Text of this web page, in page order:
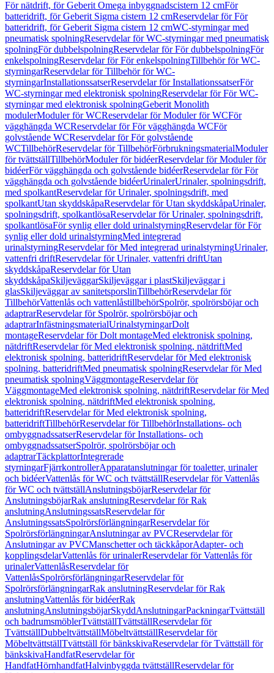
För nätdrift, för Geberit Omega inbyggnadscistern 12 cmFör
batteridrift, för Geberit Sigma cistern 12 cmReservdelar för För
batteridrift, för Geberit Sigma cistern 12 cmWC-styrningar med
pneumatisk spolningReservdelar för WC-styrningar med pneumatisk
spolningFör dubbelspolningReservdelar för För dubbelspolningFör
enkelspolningReservdelar för För enkelspolningTillbehör för WC-
styrningarReservdelar för Tillbehör för WC-
styrningarInstallationssatserReservdelar för InstallationssatserFör
WC-styrningar med elektronisk spolningReservdelar för För WC-
styrningar med elektronisk spolningGeberit Monolith
modulerModuler för WCReservdelar för Moduler för WCFör
vägghängda WCReservdelar för För vägghängda WCFör
golvstående WCReservdelar för För golvstående
WCTillbehörReservdelar för TillbehörFörbrukningsmaterialModuler
för tvättställTillbehörModuler för bidéerReservdelar för Moduler för
bidéerFör vägghängda och golvstående bidéerReservdelar för För
vägghängda och golvstående bidéerUrinalerUrinaler, spolningsdrift,
med spolkantReservdelar för Urinaler, spolningsdrift, med
spolkantUtan skyddskåpaReservdelar för Utan skyddskåpaUrinaler,
spolningsdrift, spolkantlösaReservdelar för Urinaler, spolningsdrift,
spolkantlösaFör synlig eller dold urinalstyrningReservdelar för För
synlig eller dold urinalstyrningMed integrerad
urinalstyrningReservdelar för Med integrerad urinalstyrningUrinaler,
vattenfri driftReservdelar för Urinaler, vattenfri driftUtan
skyddskåpaReservdelar för Utan
skyddskåpaSkiljeväggarSkiljeväggar i plastSkiljeväggar i
glasSkiljeväggar av sanitetsporslinTillbehörReservdelar för
TillbehörVattenlås och vattenlåstillbehörSpolrör, spolrörsböjar och
adaptrarReservdelar för Spolrör, spolrörsböjar och
adaptrarInfästningsmaterialUrinalstyrningarDolt
montageReservdelar för Dolt montageMed elektronisk spolning,
nätdriftReservdelar för Med elektronisk spolning, nätdriftMed
elektronisk spolning, batteridriftReservdelar för Med elektronisk
spolning, batteridriftMed pneumatisk spolningReservdelar för Med
pneumatisk spolningVäggmontageReservdelar för
VäggmontageMed elektronisk spolning, nätdriftReservdelar för Med
elektronisk spolning, nätdriftMed elektronisk spolning,
batteridriftReservdelar för Med elektronisk spolning,
batteridriftTillbehörReservdelar för TillbehörInstallations- och
ombyggnadssatserReservdelar för Installations- och
ombyggnadssatserSpolrör, spolrörsböjar och
adaptrarTäckplattorIntegrerade
styrningarFjärrkontrollerApparatanslutningar för toaletter, urinaler
och bidéerVattenlås för WC och tvättställReservdelar för Vattenlås
för WC och tvättställAnslutningsböjarReservdelar för
AnslutningsböjarRak anslutningReservdelar för Rak
anslutningAnslutningssatsReservdelar för
AnslutningssatsSpolrörsförlängningarReservdelar för
SpolrörsförlängningarAnslutningar av PVCReservdelar för
Anslutningar av PVCManschetter och täckkåporAdapter- och
kopplingsdelarVattenlås för urinalerReservdelar för Vattenlås för
urinalerVattenlåsReservdelar för
VattenlåsSpolrörsförlängningarReservdelar för
SpolrörsförlängningarRak anslutningReservdelar för Rak
anslutningVattenlås för bidéerRak
anslutningAnslutningsböjarSkyddAnslutningarPackningarTvättställ
och badrumsmöblerTvättställTvättställReservdelar för
TvättställDubbeltvättställMöbeltvättställReservdelar för
MöbeltvättställTvättställ för bänkskivaReservdelar för Tvättställ för
bänkskivaHandfatReservdelar för
HandfatHörnhandfatHalvinbyggda tvättställReservdelar för